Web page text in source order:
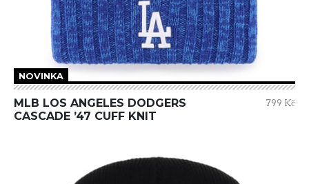
NOVINKA
MLB LOS ANGELES DODGERS
CASCADE ’47 CUFF KNIT
799 Kč